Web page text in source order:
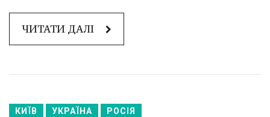
ЧИТАТИ ДАЛІ
КИЇВ УКРАЇНА РОСІЯ